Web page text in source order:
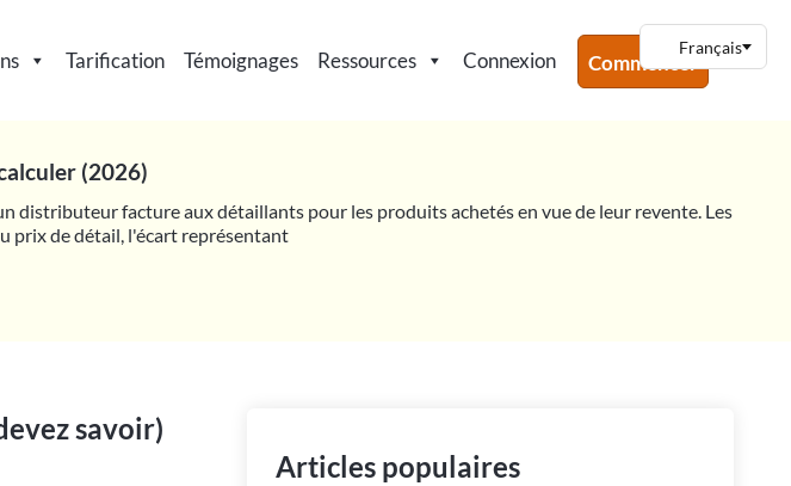
Tarification Témoignages Ressources Connexion Commencer
(2026)
distributeur facture aux détaillants pour les produits achetés en vue de leur revente. Les
prix de détail, l'écart représentant
savoir)
Articles populaires